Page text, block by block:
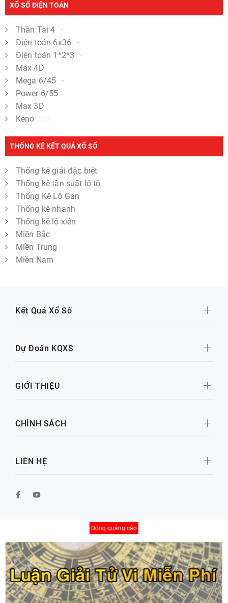
XỔ SỐ ĐIỆN TOÁN
Thần Tài 4
Điện toán 6x36
Điện toán 1*2*3
Max 4D
Mega 6/45
Power 6/55
Max 3D
Keno
THỐNG KÊ KẾT QUẢ XỔ SỐ
Thống kê giải đặc biệt
Thống kê tần suất lô tô
Thống Kê Lô Gan
Thống kê nhanh
Thống kê lô xiên
Miền Bắc
Miền Trung
Miền Nam
Đóng quảng cáo
Kết Quả Xổ Số
Dự Đoán KQXS
GIỚI THIỆU
CHÍNH SÁCH
LIÊN HỆ
© Copyright 2026 by Xố Số Đại Cát
BACK TO TOP